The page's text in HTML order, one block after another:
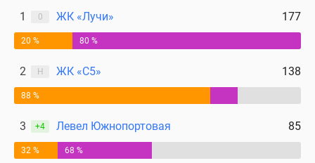
1 0 ЖК «Лучи» 177
20 % 80 %
2 Н ЖК «С5» 138
88 %
3 +4 Левел Южнопортовая 85
32 % 68 %